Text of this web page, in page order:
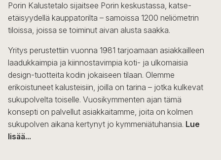
Voit
tehdä
valinnat
sivulla.
Porin Kalustetalo sijaitsee Porin keskustassa, katse-
etäisyydellä kauppatorilta – samoissa 1200 neliömetrin
tiloissa, joissa se toiminut aivan alusta saakka.
Yritys perustettiin vuonna 1981 tarjoamaan asiakkailleen
laadukkaimpia ja kiinnostavimpia koti- ja ulkomaisia
design-tuotteita kodin jokaiseen tilaan. Olemme
erikoistuneet kalusteisiin, joilla on tarina – jotka kulkevat
sukupolvelta toiselle. Vuosikymmenten ajan tämä
konsepti on palvellut asiakkaitamme, joita on kolmen
sukupolven aikana kertynyt jo kymmeniätuhansia. Lue
lisää...